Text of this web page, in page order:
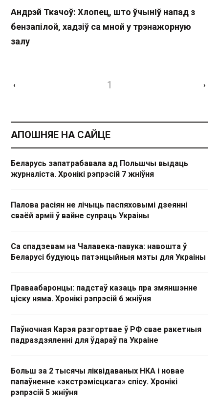
Андрэй Ткачоў: Хлопец, што ўчыніў напад з
бензапілой, хадзіў са мной у трэнажорную
залу
‹ 1 ›
АПОШНЯЕ НА САЙЦЕ
Беларусь запатрабавала ад Польшчы выдаць
журналіста. Хронікі рэпрэсій 7 жніўня
Палова расіян не лічыць паспяховымі дзеянні
сваёй арміі ў вайне супраць Украіны
Са спадзевам на Чалавека-павука: навошта ў
Беларусі будуюць патэнцыйныя мэты для Украіны
Праваабаронцы: падстаў казаць пра змяншэнне
ціску няма. Хронікі рэпрэсій 6 жніўня
Паўночная Карэя разгортвае ў РФ свае ракетныя
падраздзяленні для ўдараў па Украіне
Больш за 2 тысячы ліквідаваных НКА і новае
папаўненне «экстрэмісцкага» спісу. Хронікі
рэпрэсій 5 жніўня